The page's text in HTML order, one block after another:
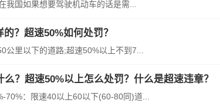
我国如果想要驾驶机动车的话是需...
？超速50%如何处罚？
里以下的道路;超速50%以上不到7...
？超速50%以上怎么处罚？什么是超速违章？
：限速40以上60以下(60-80同)道...